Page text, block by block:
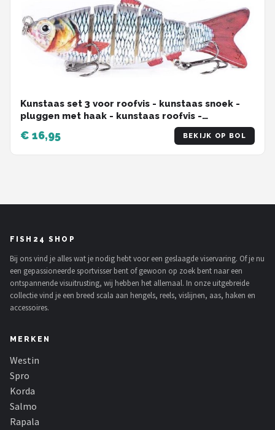
Kunstaas set 3 voor roofvis - kunstaas snoek -
pluggen met haak - kunstaas roofvis -
€ 16,95 BEKIJK OP BOL
FISH24 SHOP
Bij ons vind je alles wat je nodig hebt voor een geslaagde viservaring. Of je nu
een gepassioneerde sportvisser bent of gewoon op zoek bent naar een
ontspannende visuitrusting, wij hebben het allemaal. In onze uitgebreide
collectie vind je een breed scala aan hengels, reels, vislijnen, aas, haken en
accessoires.
MERKEN
Westin
Spro
Korda
Salmo
Rapala